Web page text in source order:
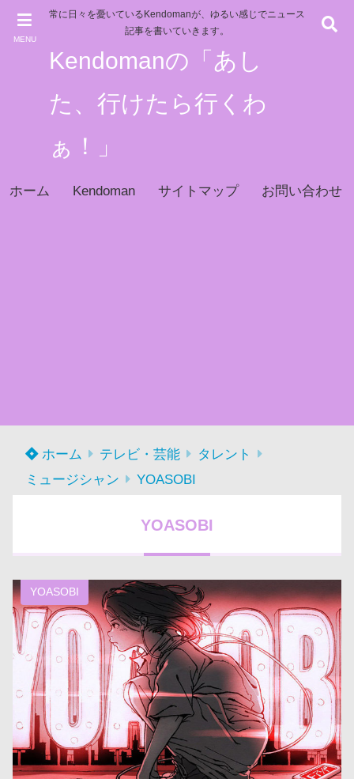
MENU
常に日々を憂いているKendomanが、ゆるい感じでニュース
記事を書いていきます。
Kendomanの「あし
た、行けたら行くわ
ぁ！」
ホーム Kendoman サイトマップ お問い合わせ
ホーム テレビ・芸能
タレント
ミュージシャン
YOASOBI
YOASOBI
YOASOBI